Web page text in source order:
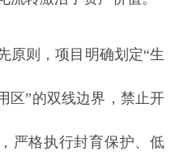
原则，项目明确划定“生
区”的双线边界，禁止开
严格执行封育保护、低